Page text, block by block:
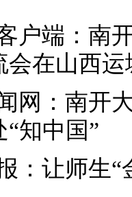
户端：南
会在山西运
网：南开
知中国”
：让师生“